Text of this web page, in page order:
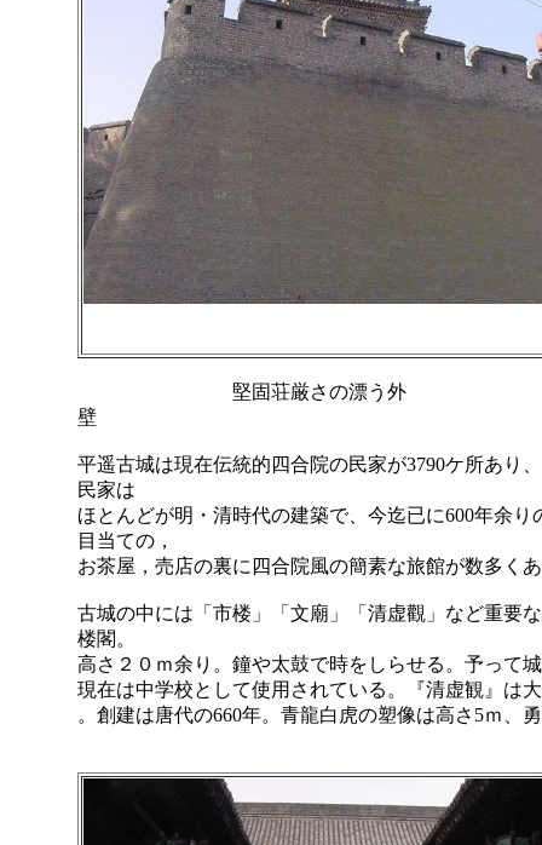
堅固荘厳さの漂う外
壁 正
平遥古城は現在伝統的四合院の民家が3790ケ所あり
民家は
ほとんどが明・清時代の建築で、今迄已に600年余
目当ての，
お茶屋，売店の裏に四合院風の簡素な旅館が数多く
古城の中には「市楼」「文廟」「清虚觀」など重要
楼閣。
高さ２０ｍ余り。鐘や太鼓で時をしらせる。予って
現在は中学校として使用されている。『清虚観』は
。創建は唐代の660年。青龍白虎の塑像は高さ5ｍ、